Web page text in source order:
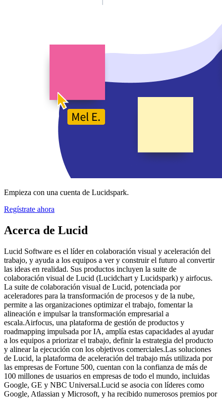
Empieza con una cuenta de Lucidspark.
Regístrate ahora
Acerca de Lucid
Lucid Software es el líder en colaboración visual y aceleración del
trabajo, y ayuda a los equipos a ver y construir el futuro al convertir
las ideas en realidad. Sus productos incluyen la suite de
colaboración visual de Lucid (Lucidchart y Lucidspark) y airfocus.
La suite de colaboración visual de Lucid, potenciada por
aceleradores para la transformación de procesos y de la nube,
permite a las organizaciones optimizar el trabajo, fomentar la
alineación e impulsar la transformación empresarial a
escala.Airfocus, una plataforma de gestión de productos y
roadmapping impulsada por IA, amplía estas capacidades al ayudar
a los equipos a priorizar el trabajo, definir la estrategia del producto
y alinear la ejecución con los objetivos comerciales.Las soluciones
de Lucid, la plataforma de aceleración del trabajo más utilizada por
las empresas de Fortune 500, cuentan con la confianza de más de
100 millones de usuarios en empresas de todo el mundo, incluidas
Google, GE y NBC Universal.Lucid se asocia con líderes como
Google, Atlassian y Microsoft, y ha recibido numerosos premios por